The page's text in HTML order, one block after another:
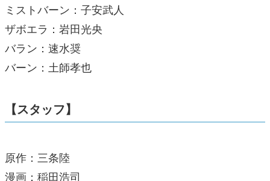
ミストバーン：子安武人
ザボエラ：岩田光央
バラン：速水奨
バーン：土師孝也
【スタッフ】
原作：三条陸
漫画：稲田浩司